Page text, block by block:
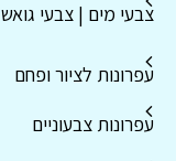
צבעי מים | צבעי גואש
עפרונות לציור ופחם
עפרונות צבעוניים